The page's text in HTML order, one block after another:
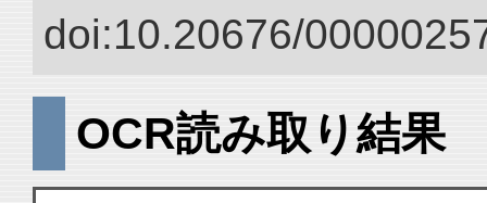
doi:10.20676/
OCR読み取り結果